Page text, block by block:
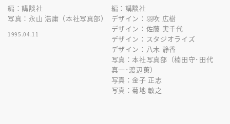
編：講談社
写真：永山 浩庸（本社写真部）
1995.04.11
編：講談社
デザイン：羽吹 広樹
デザイン：佐藤 実千代
デザイン：スタジオライズ
デザイン：八木 静香
写真：本社写真部（楠田守･田代
真一･渡辺薫）
写真：金子 正志
写真：菊地 敏之